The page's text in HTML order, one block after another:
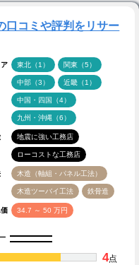
口コミや評判をリサー
東北（1） 関東（5）
中部（3） 近畿（1）
中国・四国（4）
九州・沖縄（6）
地震に強い工務店
ローコストな工務店
木造（軸組・パネル工法）
木造ツーバイ工法 鉄骨造
34.7 ～ 50 万円
4点